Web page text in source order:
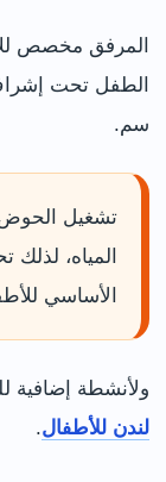
سم.
تشغيل الحوض
المياه،
الأساسي
ولأنشطة إضافية
لندن للأطفال.